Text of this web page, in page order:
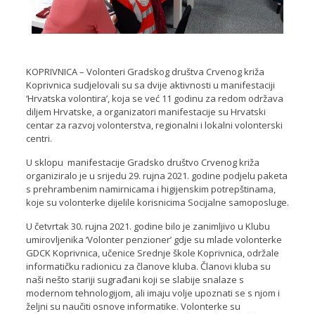
KOPRIVNICA – Volonteri Gradskog društva Crvenog križa
Koprivnica sudjelovali su sa dvije aktivnosti u manifestaciji
‘Hrvatska volontira’, koja se već 11 godinu za redom održava
diljem Hrvatske, a organizatori manifestacije su Hrvatski
centar za razvoj volonterstva, regionalni i lokalni volonterski
centri.
U sklopu manifestacije Gradsko društvo Crvenog križa
organiziralo je u srijedu 29. rujna 2021. godine podjelu paketa
s prehrambenim namirnicama i higijenskim potrepštinama,
koje su volonterke dijelile korisnicima Socijalne samoposluge.
U četvrtak 30. rujna 2021. godine bilo je zanimljivo u Klubu
umirovljenika ‘Volonter penzioner’ gdje su mlade volonterke
GDCK Koprivnica, učenice Srednje škole Koprivnica, održale
informatičku radionicu za članove kluba. Članovi kluba su
naši nešto stariji sugrađani koji se slabije snalaze s
modernom tehnologijom, ali imaju volje upoznati se s njom i
željni su naučiti osnove informatike. Volonterke su